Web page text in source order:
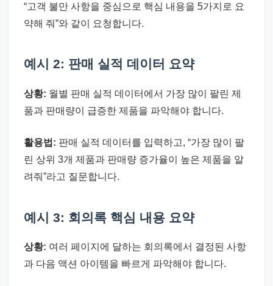
“고객 불만 사항을 중심으로 핵심 내용을 5가지로 요
약해 줘”와 같이 요청합니다.
예시 2: 판매 실적 데이터 요약
상황: 월별 판매 실적 데이터에서 가장 많이 팔린 제
품과 판매량이 급증한 제품을 파악해야 합니다.
활용법: 판매 실적 데이터를 입력하고, “가장 많이 팔
린 상위 3개 제품과 판매량 증가율이 높은 제품을 알
려줘”라고 질문합니다.
예시 3: 회의록 핵심 내용 요약
상황: 여러 페이지에 달하는 회의록에서 결정된 사항
과 다음 액션 아이템을 빠르게 파악해야 합니다.